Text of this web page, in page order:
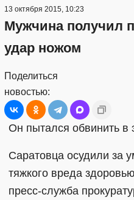
13 октября 2015, 10:23
Мужчина получил
удар ножом
Поделиться
новостью:
Он пытался обвинить в
Саратовца осудили за
тяжкого вреда
пресс-служба